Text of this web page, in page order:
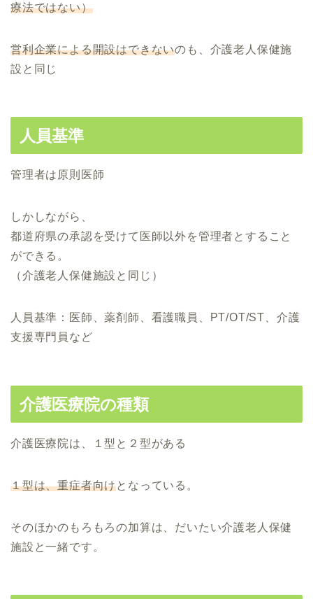
療法ではない）
営利企業による開設はできないのも、介護老人保健施
設と同じ
人員基準
管理者は原則医師
しかしながら、
都道府県の承認を受けて医師以外を管理者とすること
ができる。
（介護老人保健施設と同じ）
人員基準：医師、薬剤師、看護職員、PT/OT/ST、介護
支援専門員など
介護医療院の種類
介護医療院は、１型と２型がある
１型は、重症者向けとなっている。
そのほかのもろもろの加算は、だいたい介護老人保健
施設と一緒です。